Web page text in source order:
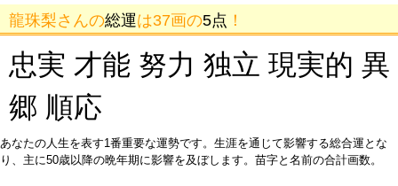
龍珠梨さんの総運は37画の5点 ！
忠実 才能 努力 独立 現実的 異
郷 順応
あなたの人生を表す1番重要な運勢です。生涯を通じて影響する総合運とな
り、主に50歳以降の晩年期に影響を及ぼします。苗字と名前の合計画数。